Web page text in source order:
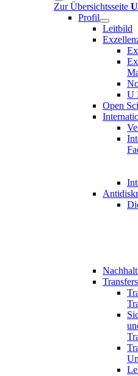
Zur Übersichtsseite
Profil
Leitbild
U
Open